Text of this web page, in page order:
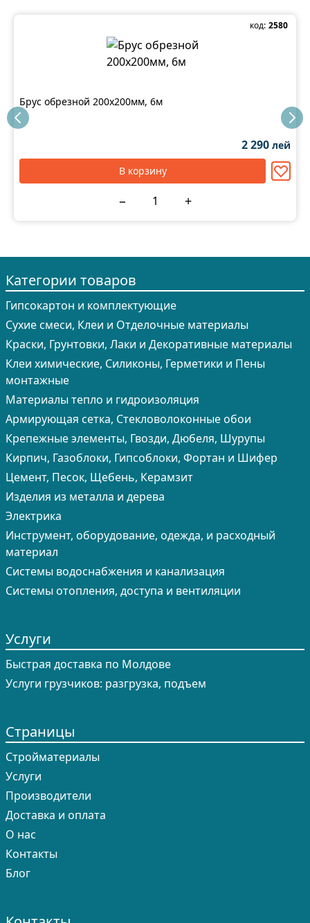
код: 2580
Брус обрезной 200x200мм, 6м
2 290 лей
В корзину
− +
Категории товаров
Гипсокартон и комплектующие
Сухие смеси, Клеи и Отделочные материалы
Краски, Грунтовки, Лаки и Декоративные материалы
Клеи химические, Силиконы, Герметики и Пены
монтажные
Материалы тепло и гидроизоляция
Армирующая сетка, Стекловолоконные обои
Крепежные элементы, Гвозди, Дюбеля, Шурупы
Кирпич, Газоблоки, Гипсоблоки, Фортан и Шифер
Цемент, Песок, Щебень, Керамзит
Изделия из металла и дерева
Электрика
Инструмент, оборудование, одежда, и расходный
материал
Системы водоснабжения и канализация
Системы отопления, доступа и вентиляции
Услуги
Быстрая доставка по Молдове
Услуги грузчиков: разгрузка, подъем
Страницы
Cтройматериалы
Услуги
Производители
Доставка и оплата
О нас
Контакты
Блог